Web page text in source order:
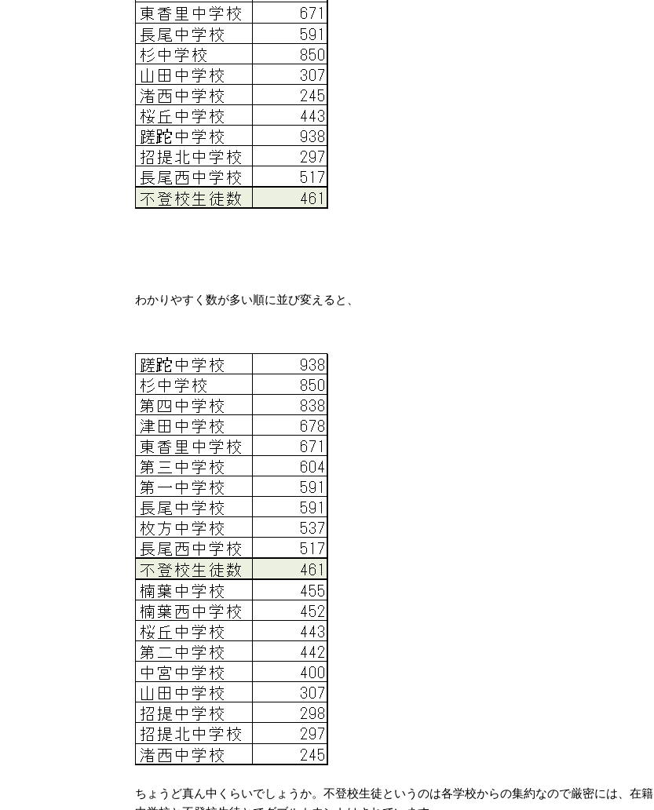
わかりやすく数が多い順に並び変えると、
ちょうど真ん中くらいでしょうか。不登校生徒というのは各学校からの集約なので厳密には、在籍